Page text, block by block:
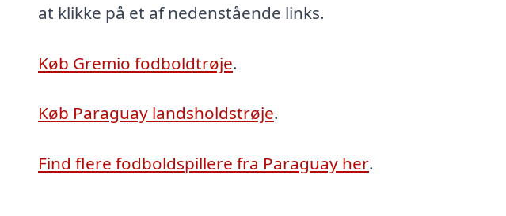
at klikke på et af nedenstående links.
Køb Gremio fodboldtrøje.
Køb Paraguay landsholdstrøje.
Find flere fodboldspillere fra Paraguay her.